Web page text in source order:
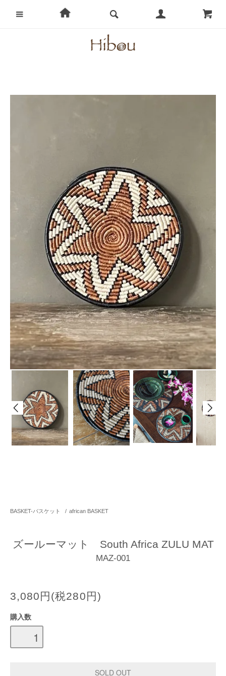
BASKET-バスケット / african BASKET
ズールーマット South Africa ZULU MAT
MAZ-001
3,080円(税280円)
購入数